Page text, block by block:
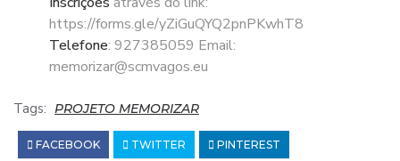
https://forms.gle/yZiGuQYQ2pnPKwhT8
Telefone: 927385059 Email:
memorizar@scmvagos.eu
Tags: PROJETO MEMORIZAR
FACEBOOK TWITTER PINTEREST